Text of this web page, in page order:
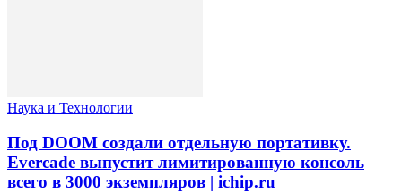
Наука и Технологии
Под DOOM создали отдельную портативку.
Evercade выпустит лимитированную консоль
всего в 3000 экземпляров | ichip.ru